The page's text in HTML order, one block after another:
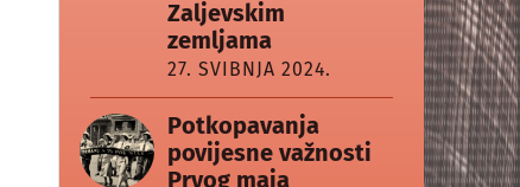
Zaljevskim
zemljama
27. SVIBNJA 2024.
Potkopavanja
povijesne važnosti
Prvog maja